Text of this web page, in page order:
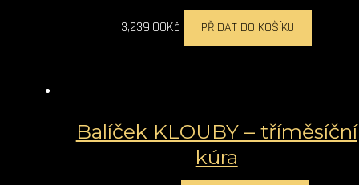
3,239.00Kč PŘIDAT DO KOŠÍKU
Balíček KLOUBY – tříměsíční
kúra